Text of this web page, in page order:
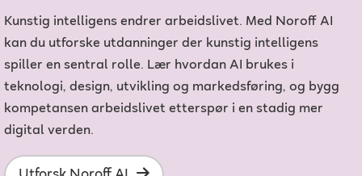
Kunstig intelligens endrer arbeidslivet. Med Noroff AI
kan du utforske utdanninger der kunstig intelligens
spiller en sentral rolle. Lær hvordan AI brukes i
teknologi, design, utvikling og markedsføring, og bygg
kompetansen arbeidslivet etterspør i en stadig mer
digital verden.